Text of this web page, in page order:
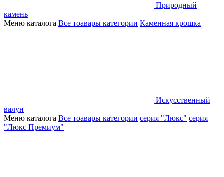
Природный
камень
Меню каталога Все тоавары категории Каменная крошка
Искусственный
валун
Меню каталога Все тоавары категории серия "Люкс" серия
"Люкс Премиум"